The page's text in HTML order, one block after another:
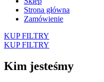
Strona główna
Zamówienie
KUP FILTRY
KUP FILTRY
Kim jesteśmy